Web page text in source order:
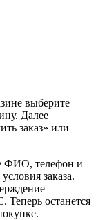
выберите
Далее
заказ» или
ФИО, телефон и
заказа.
Теперь останется